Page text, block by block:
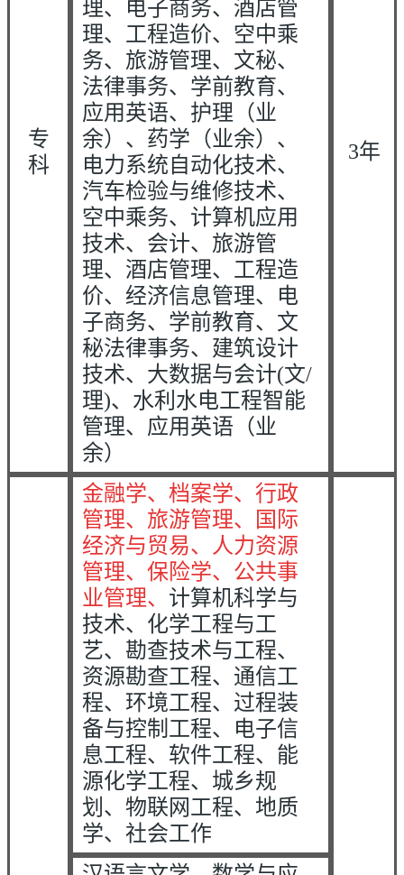
专
科
理、电子商务、酒店管
理、工程造价、空中乘
务、旅游管理、文秘、
法律事务、学前教育、
应用英语、护理（业
余）、药学（业余）、
电力系统自动化技术、
汽车检验与维修技术、
空中乘务、计算机应用
技术、会计、旅游管
理、酒店管理、工程造
价、经济信息管理、电
子商务、学前教育、文
秘法律事务、建筑设计
技术、大数据与会计(文/
理)、水利水电工程智能
管理、应用英语（业
余）
3年
金融学、档案学、行政
管理、旅游管理、国际
经济与贸易、人力资源
管理、保险学、公共事
业管理、 计算机科学与
技术、化学工程与工
艺、勘查技术与工程、
资源勘查工程、通信工
程、环境工程、过程装
备与控制工程、电子信
息工程、软件工程、能
源化学工程、城乡规
划、物联网工程、地质
学、社会工作